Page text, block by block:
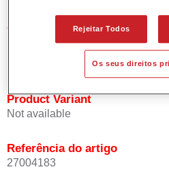
Características do produto
Contém pigmentos de alta
Product Variant
Not available
Referência do artigo
27004183
Rejeitar Todos
Os seus direitos